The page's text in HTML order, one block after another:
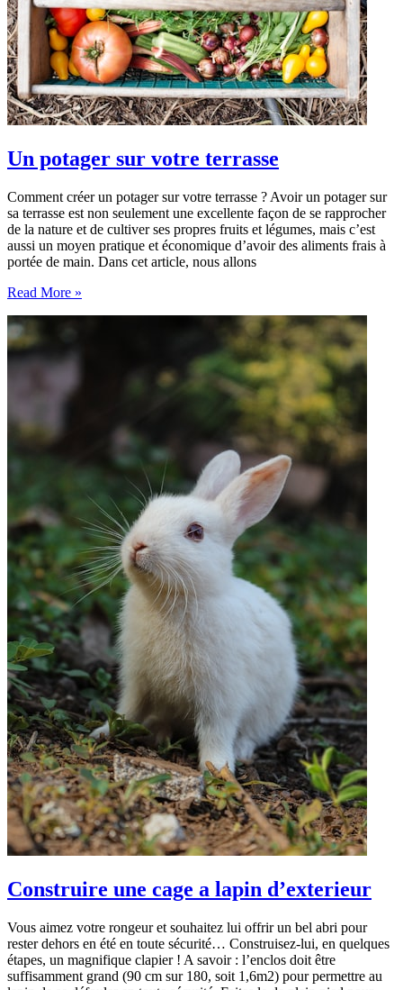
Un potager sur votre terrasse
Comment créer un potager sur votre terrasse ? Avoir un potager sur
sa terrasse est non seulement une excellente façon de se rapprocher
de la nature et de cultiver ses propres fruits et légumes, mais c’est
aussi un moyen pratique et économique d’avoir des aliments frais à
portée de main. Dans cet article, nous allons
Un
sur
votre
terrasse
Read More »
Construire une cage a lapin d’exterieur
Vous aimez votre rongeur et souhaitez lui offrir un bel abri pour
rester dehors en été en toute sécurité… Construisez-lui, en quelques
étapes, un magnifique clapier ! A savoir : l’enclos doit être
suffisamment grand (90 cm sur 180, soit 1,6m2) pour permettre au